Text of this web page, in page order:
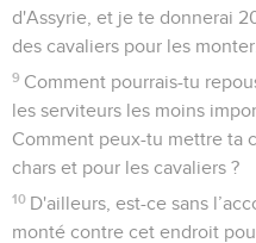
d'Assyrie, et je te donnerai
des cavaliers pour les monter.
9 Comment pourrais-tu
les serviteurs les moins
Comment peux-tu mettre ta
chars et pour les cavaliers ?
10 D'ailleurs, est-ce sans
monté contre cet endroit